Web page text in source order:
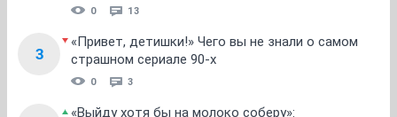
0 13
3
«Привет, детишки!» Чего вы не знали о самом
страшном сериале 90-х
0 3
«Выйду хотя бы на молоко соберу»: